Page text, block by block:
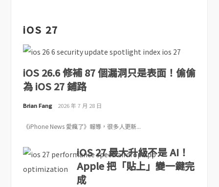
iOS 27
iOS 26.6 修補 87 個漏洞只是表面！偷偷
為 iOS 27 鋪路
Brian Fang 2026 年 7 月 28 日
《iPhone News 愛瘋了》報導，很多人更新...
iOS 27 最大升級不是 AI！
Apple 把「貼上」變一鍵完
成